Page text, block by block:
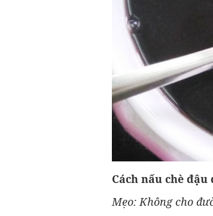
Cách nấu chè
Mẹo: Không cho